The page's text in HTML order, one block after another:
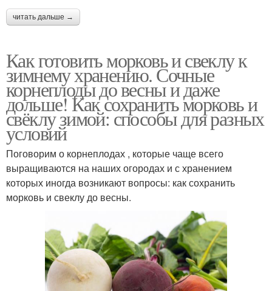
читать дальше →
Как готовить морковь и свеклу к
зимнему хранению. Сочные
корнеплоды до весны и даже
дольше! Как сохранить морковь и
свёклу зимой: способы для разных
условий
Поговорим о корнеплодах , которые чаще всего
выращиваются на наших огородах и с хранением
которых иногда возникают вопросы: как сохранить
морковь и свеклу до весны.